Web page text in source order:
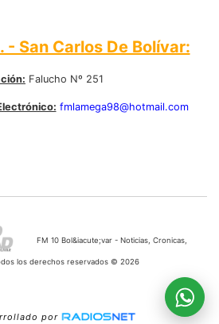
- San Carlos De Bolívar:
Falucho Nº 251
fmlamega98@hotmail.com
FM 10 Bol&iacute;var - Noticias, Cronicas,
los derechos reservados © 2026
por